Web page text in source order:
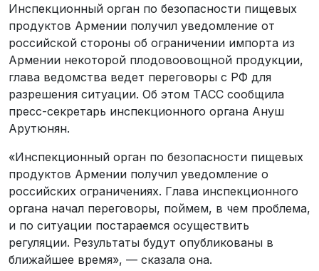
Инспекционный орган по безопасности пищевых
продуктов Армении получил уведомление от
российской стороны об ограничении импорта из
Армении некоторой плодовоовощной продукции,
глава ведомства ведет переговоры с РФ для
разрешения ситуации. Об этом ТАСС сообщила
пресс-секретарь инспекционного органа Ануш
Арутюнян.
«Инспекционный орган по безопасности пищевых
продуктов Армении получил уведомление о
российских ограничениях. Глава инспекционного
органа начал переговоры, поймем, в чем проблема,
и по ситуации постараемся осуществить
регуляции. Результаты будут опубликованы в
ближайшее время», — сказала она.